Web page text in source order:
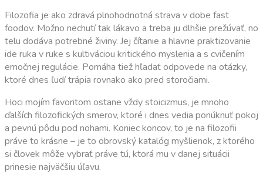
Filozofia je ako zdravá plnohodnotná strava v dobe fast
foodov. Možno nechutí tak lákavo a treba ju dlhšie prežúvať, no
telu dodáva potrebné živiny. Jej čítanie a hlavne praktizovanie
ide ruka v ruke s kultiváciou kritického myslenia a s cvičením
emočnej regulácie. Pomáha tiež hľadať odpovede na otázky,
ktoré dnes ľudí trápia rovnako ako pred storočiami.
Hoci mojím favoritom ostane vždy stoicizmus, je mnoho
ďalších filozofických smerov, ktoré i dnes vedia ponúknuť pokoj
a pevnú pôdu pod nohami. Koniec koncov, to je na filozofii
práve to krásne – je to obrovský katalóg myšlienok, z ktorého
si človek môže vybrať práve tú, ktorá mu v danej situácii
prinesie najväčšiu úľavu.